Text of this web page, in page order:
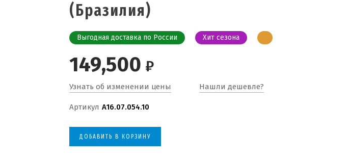
(Бразилия)
Выгодная доставка по России Хит сезона
149,500 ₽
Узнать об изменении цены Нашли дешевле?
Артикул А16.07.054.10
ДОБАВИТЬ В КОРЗИНУ